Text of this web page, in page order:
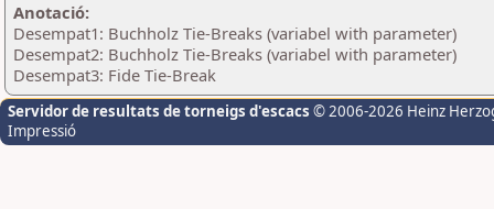
Anotació:
Desempat1: Buchholz Tie-Breaks (variabel with parameter)
Desempat2: Buchholz Tie-Breaks (variabel with parameter)
Desempat3: Fide Tie-Break
Servidor de resultats de torneigs d'escacs © 2006-2026 Heinz
Impressió